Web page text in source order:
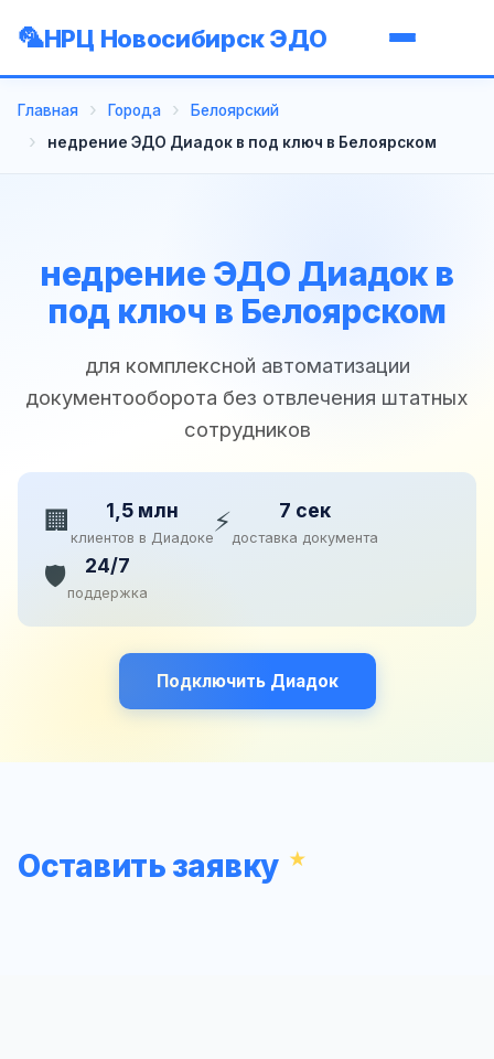
НРЦ Новосибирск ЭДО
Главная Города
Белоярский
недрение ЭДО Диадок в под ключ в Белоярском
недрение ЭДО Диадок в
под ключ в Белоярском
для комплексной автоматизации
документооборота без отвлечения штатных
сотрудников
🏢 1,5 млн
клиентов в Диадоке⚡ 7 сек
доставка документа
🛡️ 24/7
поддержка
Подключить Диадок
Оставить заявку